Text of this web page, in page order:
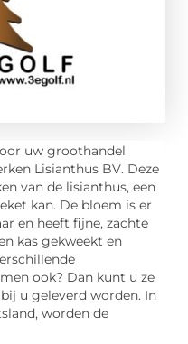
uw groothandel
Lisianthus BV. Deze
van de lisianthus, een
kan. De bloem is er
en heeft fijne, zachte
kas gekweekt en
ook? Dan kunt u ze
u geleverd worden. In
worden de